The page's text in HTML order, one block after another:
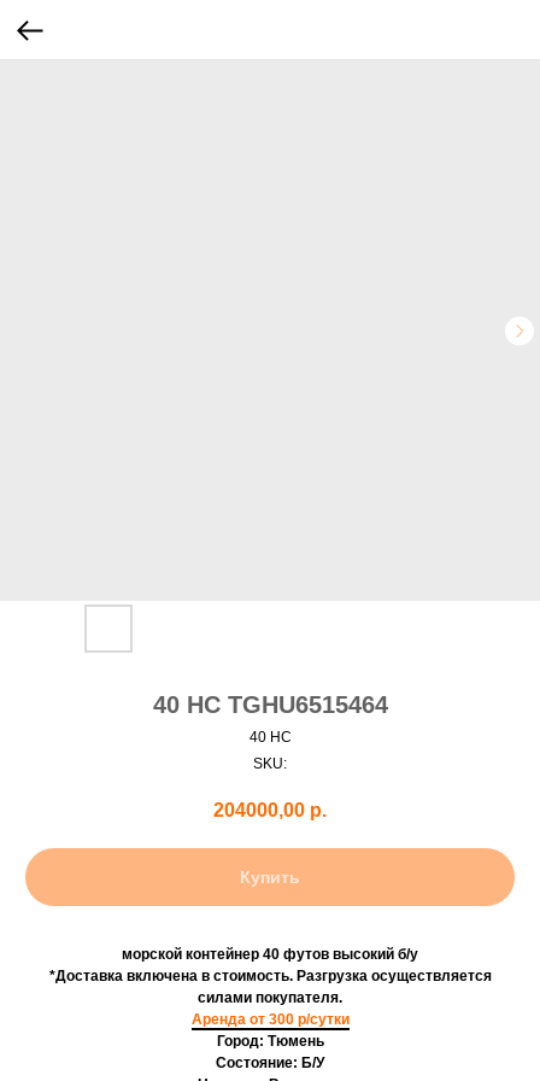
40 HC TGHU6515464
40 HC
SKU:
204000,00 р.
Купить
морской контейнер 40 футов высокий б/у
*Доставка включена в стоимость. Разгрузка осуществляется
силами покупателя.
Аренда от 300 р/сутки
Город: Тюмень
Состояние: Б/У